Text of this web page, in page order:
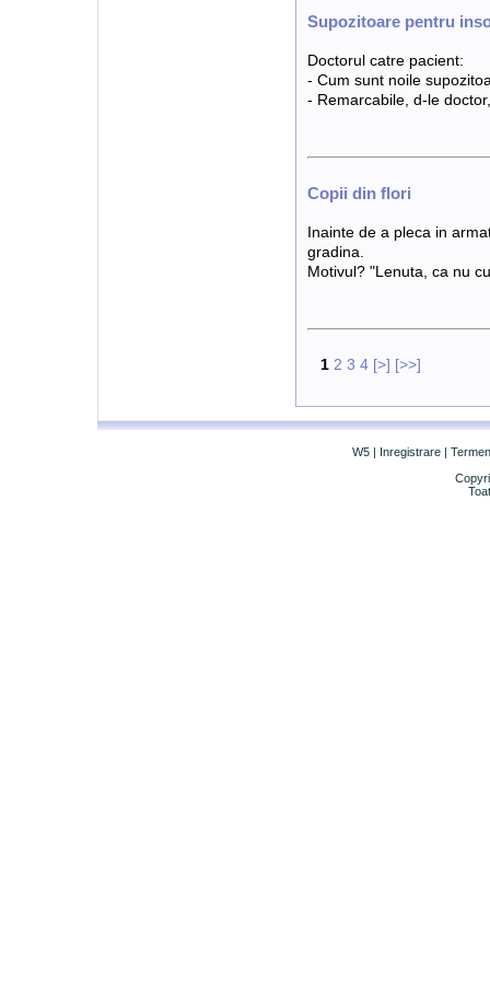
Supozitoare pentru
Doctorul catre pacient:
- Cum sunt noile
- Remarcabile, d-le
Copii din flori
Inainte de a pleca in
gradina.
Motivul? "Lenuta, ca nu
1 2 3 4 [>] [>>]
W5| Inregistrare|